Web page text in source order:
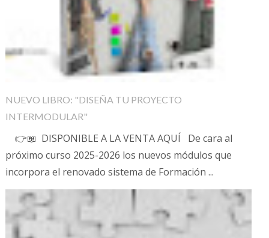
NUEVO LIBRO: "DISEÑA TU PROYECTO
INTERMODULAR"
👉📖 DISPONIBLE A LA VENTA AQUÍ De cara al
próximo curso 2025-2026 los nuevos módulos que
incorpora el renovado sistema de Formación ...